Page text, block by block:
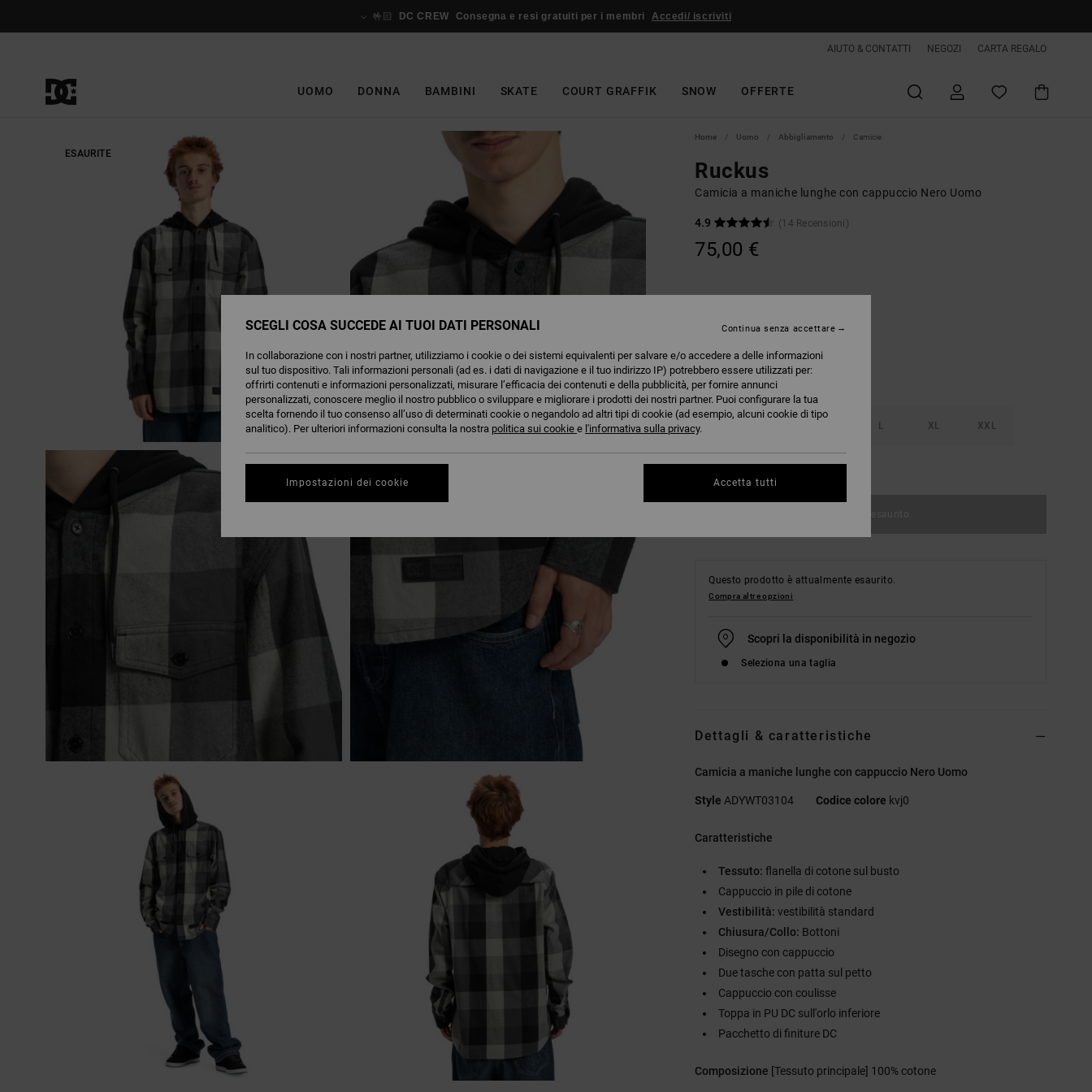
🤟🏻 DC CREW Consegna e resi gratuiti per i membri Accedi/ iscriviti
AIUTO & CONTATTI NEGOZI CARTA REGALO
UOMO DONNA BAMBINI SKATE COURT GRAFFIK SNOW OFFERTE
ESAURITE
Home Uomo Abbigliamento Camicie
Ruckus
Camicia a maniche lunghe con cappuccio Nero Uomo
4.9 (14 Recensioni)
75,00 €
L XL XXL
Consulta la guida alle taglie
Questo prodotto è attualmente esaurito.
Compra altre opzioni
Scopri la disponibilità in negozio
Seleziona una taglia
Dettagli & caratteristiche
Camicia a maniche lunghe con cappuccio Nero Uomo
Style ADYWT03104 Codice colore kvj0
Caratteristiche
Tessuto: flanella di cotone sul busto
Cappuccio in pile di cotone
Vestibilità: vestibilità standard
Chiusura/Collo: Bottoni
Disegno con cappuccio
Due tasche con patta sul petto
Cappuccio con coulisse
Toppa in PU DC sull'orlo inferiore
Pacchetto di finiture DC
Composizione [Tessuto principale] 100% cotone
SCEGLI COSA SUCCEDE AI TUOI DATI PERSONALI
In collaborazione con i nostri partner, utilizziamo i cookie o dei sistemi equivalenti per salvare e/o accedere a delle informazioni
sul tuo dispositivo. Tali informazioni personali (ad es. i dati di navigazione e il tuo indirizzo IP) potrebbero essere utilizzati per:
offrirti contenuti e informazioni personalizzati, misurare l’efficacia dei contenuti e della pubblicità, per fornire annunci
personalizzati, conoscere meglio il nostro pubblico o sviluppare e migliorare i prodotti dei nostri partner. Puoi configurare la tua
scelta fornendo il tuo consenso all’uso di determinati cookie o negandolo ad altri tipi di cookie (ad esempio, alcuni cookie di tipo
analitico). Per ulteriori informazioni consulta la nostra politica sui cookie e l'informativa sulla privacy.
Impostazioni dei cookie
Continua senza accettare
Accetta tutti